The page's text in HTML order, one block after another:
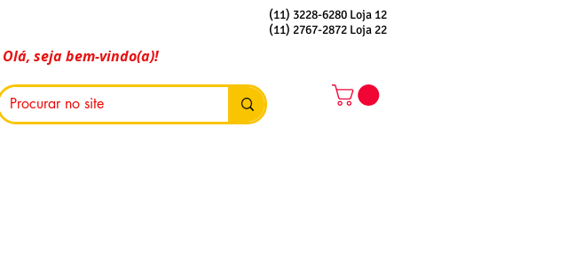
(11) 3228-6280 Loja 12
(11) 2767-2872 Loja 22
Olá, seja bem-vindo(a)!